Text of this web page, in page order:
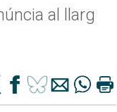
al llarg